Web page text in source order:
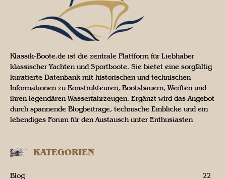
Klassik-Boote.de ist die zentrale Plattform für Liebhaber
klassischer Yachten und Sportboote. Sie bietet eine sorgfältig
kuratierte Datenbank mit historischen und technischen
Informationen zu Konstrukteuren, Bootsbauern, Werften und
ihren legendären Wasserfahrzeugen. Ergänzt wird das Angebot
durch spannende Blogbeiträge, technische Einblicke und ein
lebendiges Forum für den Austausch unter Enthusiasten
KATEGORIEN
Blog
22